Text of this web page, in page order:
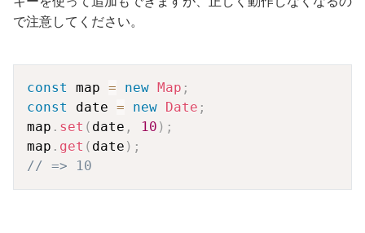
で注意してください。
const map = new Map ;
const
date = new Date ;
map . set ( date , 10 ) ;
map . get ( date ) ;
// => 10